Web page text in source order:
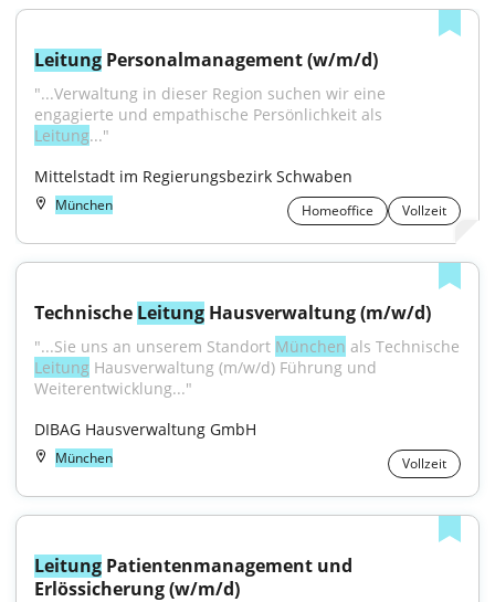
Leitung Personalmanagement (w/m/d)
"...Verwaltung in dieser Region suchen wir eine
Leitung..."
Mittelstadt im Regierungsbezirk Schwaben
München Homeoffice Vollzeit
Technische Leitung Hausverwaltung (m/w/d)
"...Sie uns an unserem Standort München
Leitung Hausverwaltung (m/w/d) Führung und
Weiterentwicklung..."
DIBAG Hausverwaltung GmbH
München Vollzeit
Leitung Patientenmanagement und
Erlössicherung (w/m/d)